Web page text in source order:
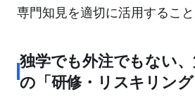
専門知見を適切に活用すること
独学でも外注でもない
の「研修・リスキリング